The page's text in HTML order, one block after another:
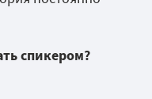
спикером?